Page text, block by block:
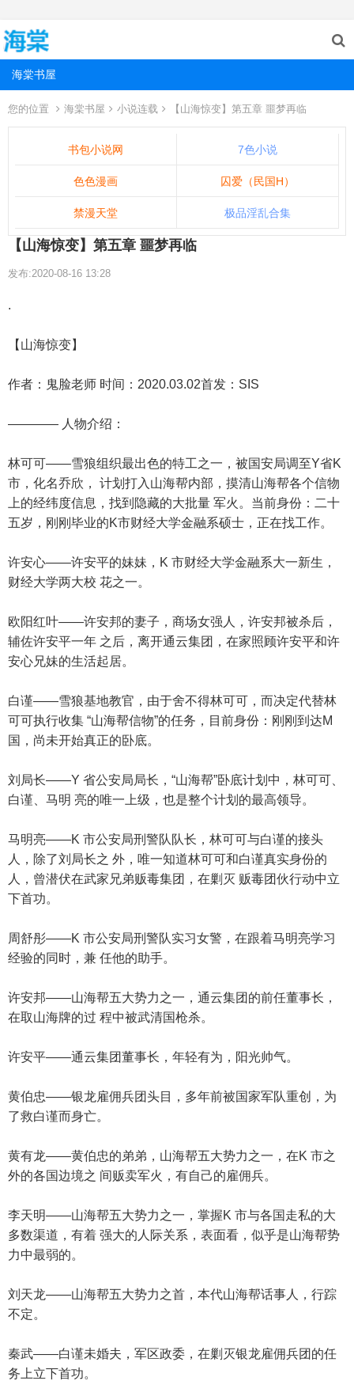
海棠书屋
您的位置 海棠书屋 小说连载 【山海惊变】第五章 噩梦再临
书包小说网 7色小说
色色漫画 囚爱（民国H）
禁漫天堂 极品淫乱合集
【山海惊变】第五章 噩梦再临
发布:2020-08-16 13:28
.
【山海惊变】
作者：鬼脸老师 时间：2020.03.02首发：SIS
———— 人物介绍：
林可可——雪狼组织最出色的特工之一，被国安局调至Y省K
市，化名乔欣， 计划打入山海帮内部，摸清山海帮各个信物
上的经纬度信息，找到隐藏的大批量 军火。当前身份：二十
五岁，刚刚毕业的K市财经大学金融系硕士，正在找工作。
许安心——许安平的妹妹，K 市财经大学金融系大一新生，
财经大学两大校 花之一。
欧阳红叶——许安邦的妻子，商场女强人，许安邦被杀后，
辅佐许安平一年 之后，离开通云集团，在家照顾许安平和许
安心兄妹的生活起居。
白谨——雪狼基地教官，由于舍不得林可可，而决定代替林
可可执行收集 “山海帮信物”的任务，目前身份：刚刚到达M
国，尚未开始真正的卧底。
刘局长——Y 省公安局局长，“山海帮”卧底计划中，林可可、
白谨、马明 亮的唯一上级，也是整个计划的最高领导。
马明亮——K 市公安局刑警队队长，林可可与白谨的接头
人，除了刘局长之 外，唯一知道林可可和白谨真实身份的
人，曾潜伏在武家兄弟贩毒集团，在剿灭 贩毒团伙行动中立
下首功。
周舒彤——K 市公安局刑警队实习女警，在跟着马明亮学习
经验的同时，兼 任他的助手。
许安邦——山海帮五大势力之一，通云集团的前任董事长，
在取山海牌的过 程中被武清国枪杀。
许安平——通云集团董事长，年轻有为，阳光帅气。
黄伯忠——银龙雇佣兵团头目，多年前被国家军队重创，为
了救白谨而身亡。
黄有龙——黄伯忠的弟弟，山海帮五大势力之一，在K 市之
外的各国边境之 间贩卖军火，有自己的雇佣兵。
李天明——山海帮五大势力之一，掌握K 市与各国走私的大
多数渠道，有着 强大的人际关系，表面看，似乎是山海帮势
力中最弱的。
刘天龙——山海帮五大势力之首，本代山海帮话事人，行踪
不定。
秦武——白谨未婚夫，军区政委，在剿灭银龙雇佣兵团的任
务上立下首功。